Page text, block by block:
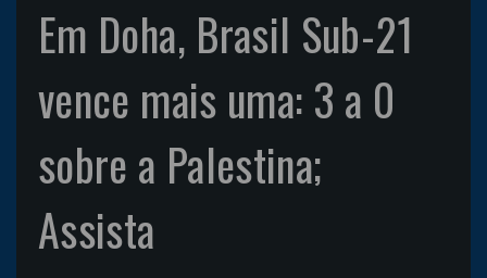
Em Doha, Brasil Sub-21
vence mais uma: 3 a 0
sobre a Palestina;
Assista